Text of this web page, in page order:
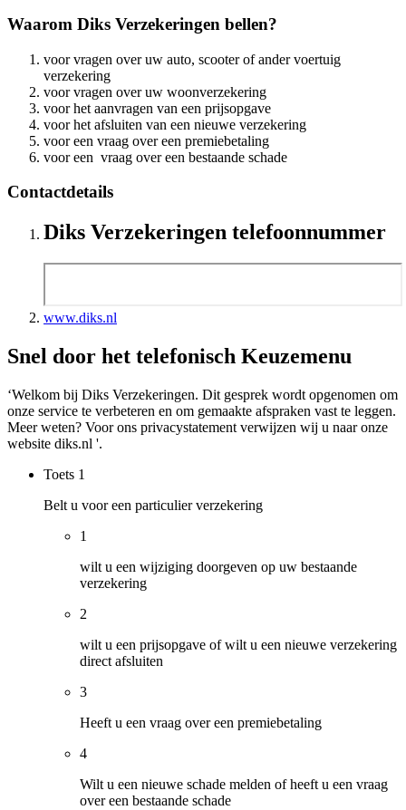
Waarom Diks Verzekeringen bellen?
voor vragen over uw auto, scooter of ander voertuig
verzekering
voor vragen over uw woonverzekering
voor het aanvragen van een prijsopgave
voor het afsluiten van een nieuwe verzekering
voor een vraag over een premiebetaling
voor een vraag over een bestaande schade
Contactdetails
Diks Verzekeringen telefoonnummer
www.diks.nl
Snel door het telefonisch Keuzemenu
‘Welkom bij Diks Verzekeringen. Dit gesprek wordt opgenomen om
onze service te verbeteren en om gemaakte afspraken vast te leggen.
Meer weten? Voor ons privacystatement verwijzen wij u naar onze
website diks.nl '.
Toets 1
Belt u voor een particulier verzekering
1
wilt u een wijziging doorgeven op uw bestaande
verzekering
2
wilt u een prijsopgave of wilt u een nieuwe verzekering
direct afsluiten
3
Heeft u een vraag over een premiebetaling
4
Wilt u een nieuwe schade melden of heeft u een vraag
over een bestaande schade